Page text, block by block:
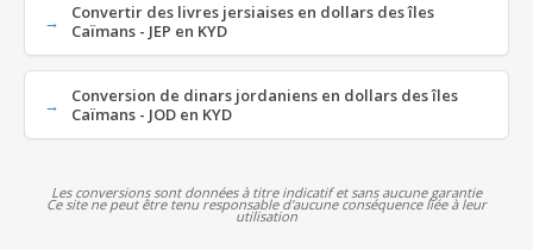
Convertir des livres jersiaises en dollars des îles
Caïmans - JEP en KYD
Conversion de dinars jordaniens en dollars des îles
Caïmans - JOD en KYD
Les conversions sont données à titre indicatif et sans aucune garantie
Ce site ne peut être tenu responsable d'aucune conséquence liée à leur
utilisation